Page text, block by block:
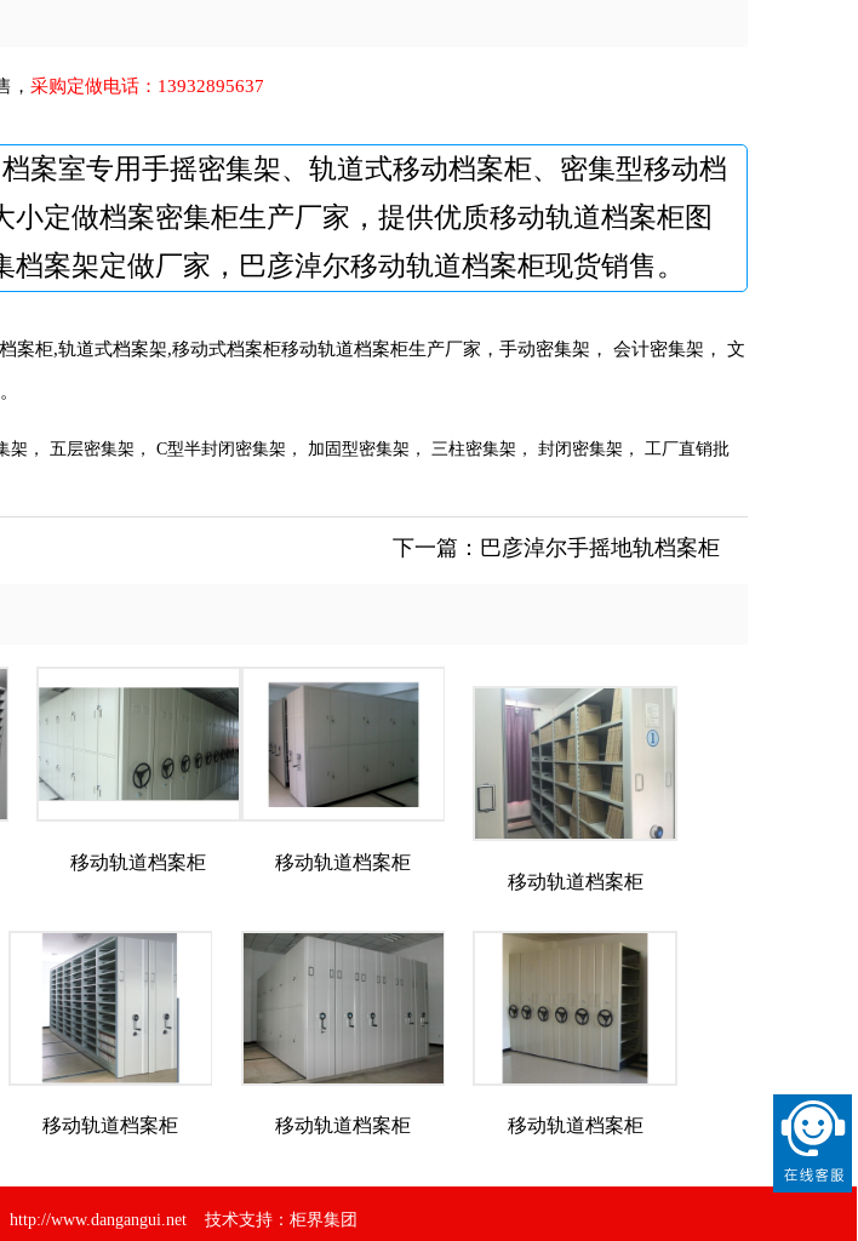
， 采购定做电话： 13932895637
案室专用手摇密集架、轨道式移动档案柜、密集型移动档
定做档案密集柜生产厂家，提供优质移动轨道档案柜图
案架定做厂家，巴彦淖尔移动轨道档案柜现货销售。
柜,轨道式档案架,移动式档案柜移动轨道档案柜生产厂家，手动密集架， 会计密集架， 文
， 五层密集架， C型半封闭密集架， 加固型密集架， 三柱密集架， 封闭密集架， 工厂直销批
下一篇： 巴彦淖尔手摇地轨档案柜
移动轨道档案柜
移动轨道档案柜
移动轨道档案柜
移动轨道档案柜 移动轨道档案柜 移动轨道档案柜
http://www.dangangui.net 技术支持： 柜界集团